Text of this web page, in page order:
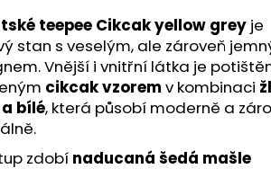
teepee Cikcak yellow grey je
stan s veselým, ale zároveň
Vnější i vnitřní látka je
cikcak vzorem v kombinaci
bílé, která působí moderně a
zdobí naducaná šedá mašle
SKY